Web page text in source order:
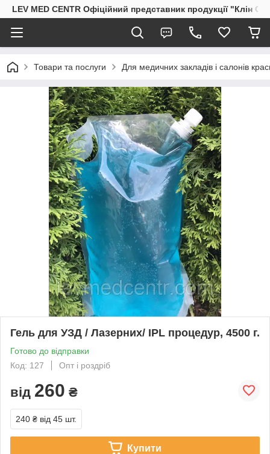
LEV MED CENTR Офіційний представник продукції "Клін
Товари та послуги Для медичних закладів і салонів
Гель для УЗД / Лазерних/ IPL процедур, 4500 г.
Готово до відправки
Код: 127
Опт і роздріб
від 260 ₴
240 ₴ від 45 шт.
Купити